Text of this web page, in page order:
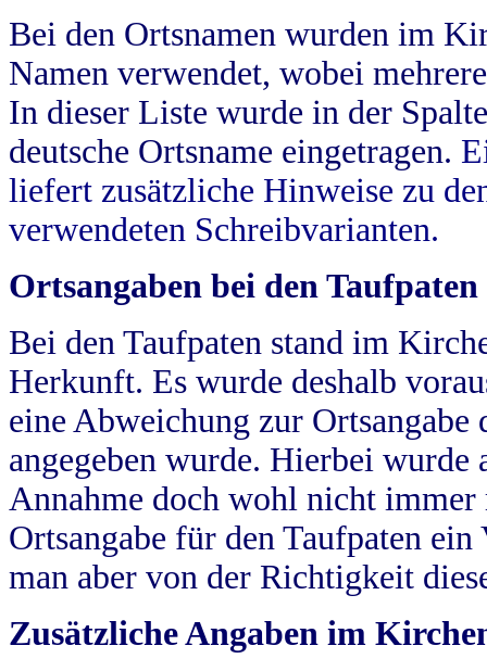
Bei den Ortsnamen wurden im
Namen verwendet, wobei
In dieser Liste wurde in der
deutsche Ortsname eingetragen.
liefert zusätzliche Hinweise zu
verwendeten Schreibvarianten.
Ortsangaben bei den Taufpaten
Bei den Taufpaten stand im
Herkunft. Es wurde deshalb
eine Abweichung zur
angegeben wurde. Hierbei wurde
Annahme doch wohl nicht
Ortsangabe für den Taufpaten
man aber von der Richtigkeit
Zusätzliche Angaben im